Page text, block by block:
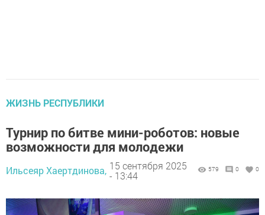
ЖИЗНЬ РЕСПУБЛИКИ
Турнир по битве мини-роботов: новые
возможности для молодежи
Ильсеяр Хаертдинова, 15 сентября 2025
- 13:44
579 0 0